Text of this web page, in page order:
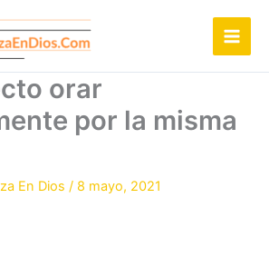
orar
por la misma
En Dios / 8 mayo, 2021